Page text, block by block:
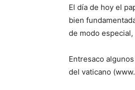
El día de hoy el
bien
de modo
Entresaco
del vaticano